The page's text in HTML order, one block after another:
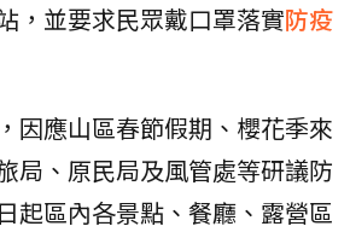
，並要求民眾戴口罩落實防疫
因應山區春節假期、櫻花季來
局、原民局及風管處等研議防
起區內各景點、餐廳、露營區